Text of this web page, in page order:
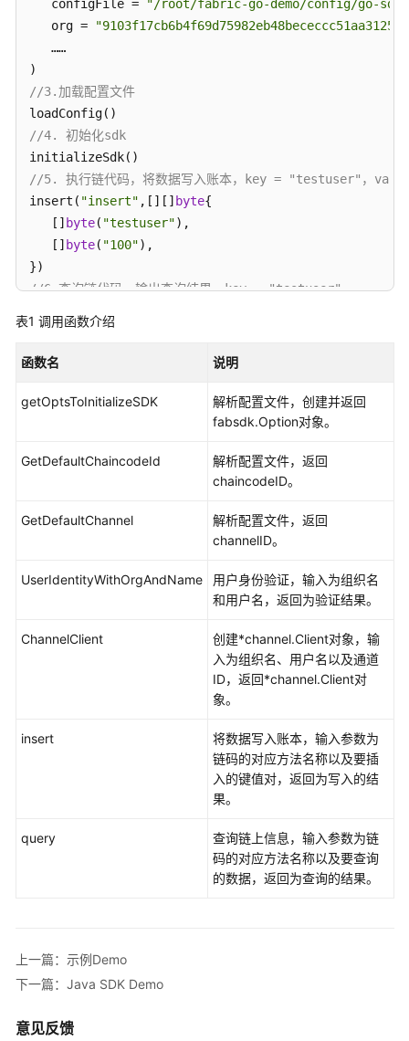
   configFile =
"/root/fabric-go-demo/config/go-sdk-
   org =
"9103f17cb6b4f69d75982eb48bececcc51aa3125"
   ……
//3.加载配置文件
//4. 初始化sdk
//5. 执行链代码，将数据写入账本，key = "testuser"，
insert( "insert" ,[][] byte{
   []
byte( "testuser"),
   []
byte( "100"),
//6.查询链代码，输出查询结果，key = "testuser"
[][]byte {
[] byte
表1 调用函数介绍
函数名 说明
getOptsToInitializeSDK
解析配置文件，创建并返回
fabsdk.Option对象。
GetDefaultChaincodeId
解析配置文件，返回
chaincodeID。
GetDefaultChannel
解析配置文件，返回
channelID。
UserIdentityWithOrgAndName
用户身份验证，输入为组织名
和用户名，返回为验证结果。
ChannelClient
创建*channel.Client对象，输
入为组织名、用户名以及通道
ID，返回*channel.Client对
象。
insert
将数据写入账本，输入参数为
链码的对应方法名称以及要插
入的键值对，返回为写入的结
果。
query
查询链上信息，输入参数为链
码的对应方法名称以及要查询
的数据，返回为查询的结果。
上一篇：示例Demo
下一篇：Java SDK Demo
意见反馈